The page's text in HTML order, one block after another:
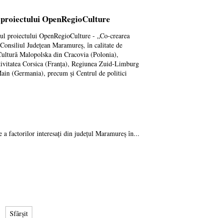
OpenRegioCulture
proiectului OpenRegioCulture - „Co-crearea
Județean Maramureș, în calitate de
Malopolska din Cracovia (Polonia),
Corsica (Franța), Regiunea Zuid-Limburg
(Germania), precum și Centrul de politici
a factorilor interesați din județul Maramureș în...
Sfârșit